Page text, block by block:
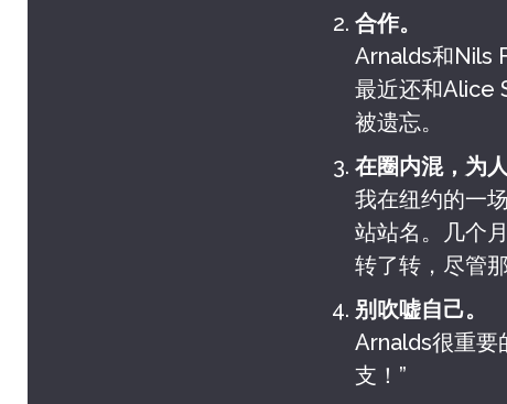
合作。
Arnalds和Nils
最近还和Alice
被遗忘。
在圈内混，为人
我在纽约的一
站站名。几个
转了转，尽管
别吹嘘自己。
Arnalds很重要
支！”